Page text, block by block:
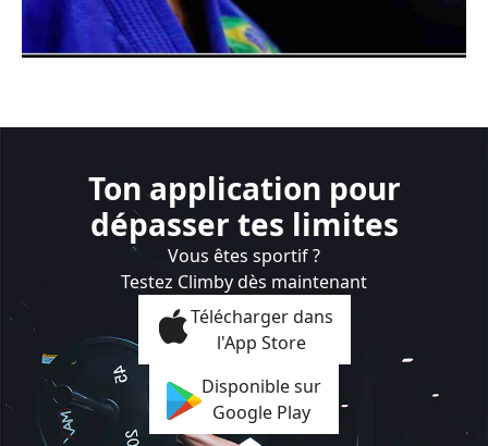
Ton application pour
dépasser tes limites
Vous êtes sportif ?
Testez Climby dès maintenant
Télécharger dans
l'App Store
Disponible sur
Google Play